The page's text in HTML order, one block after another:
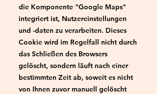
die Komponente "Google Maps"
integriert ist, Nutzereinstellungen
und -daten zu verarbeiten. Dieses
Cookie wird im Regelfall nicht durch
das Schließen des Browsers
gelöscht, sondern läuft nach einer
bestimmten Zeit ab, soweit es nicht
von Ihnen zuvor manuell gelöscht